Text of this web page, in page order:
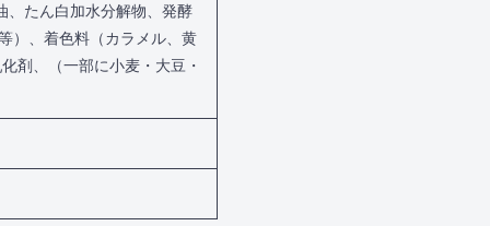
、たん白加水分解物、発酵
）、着色料（カラメル、黄
剤、（一部に小麦・大豆・